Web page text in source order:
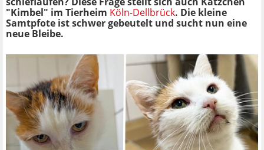
"Kimbel" im Tierheim Köln-Dellbrück. Die kleine
Samtpfote ist schwer gebeutelt und sucht nun eine
neue Bleibe.